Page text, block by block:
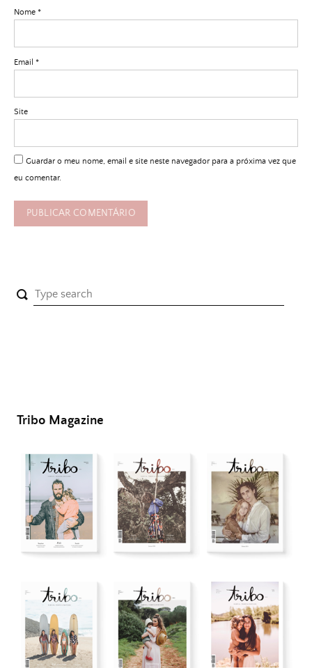
Nome *
Email *
Site
Guardar o meu nome, email e site neste navegador para a próxima vez que
eu comentar.
Tribo Magazine